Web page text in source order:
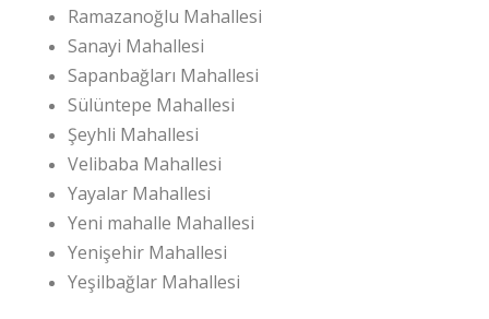
Ramazanoğlu Mahallesi
Sanayi Mahallesi
Sapanbağları Mahallesi
Sülüntepe Mahallesi
Şeyhli Mahallesi
Velibaba Mahallesi
Yayalar Mahallesi
Yeni mahalle Mahallesi
Yenişehir Mahallesi
Yeşilbağlar Mahallesi